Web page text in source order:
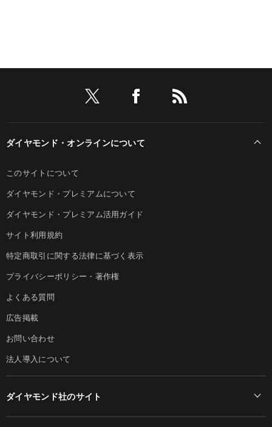
ダイヤモンド・オンラインについて
このサイトについて
ダイヤモンド・プレミアムについて
ダイヤモンド・プレミアム活用ガイド
サイト利用規約
特定商取引に関する法律に基づく表示
プライバシーポリシー・著作権
よくある質問
広告掲載
お問い合わせ
法人導入について
ダイヤモンド社のサイト